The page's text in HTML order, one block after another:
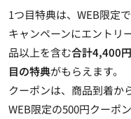
1つ目特典は、WEB限定
キャンペーンにエントリ
品以上を含む合計4,400
目の特典がもらえます。
クーポンは、商品到着か
WEB限定の500円クーポ